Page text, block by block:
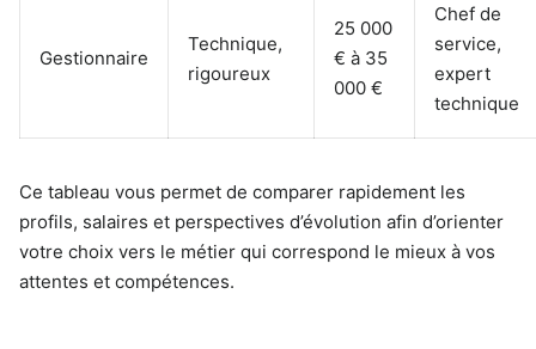
Gestionnaire
Technique,
rigoureux
25 000
€ à 35
000 €
Chef de
service,
expert
technique
Ce tableau vous permet de comparer rapidement les
profils, salaires et perspectives d’évolution afin d’orienter
votre choix vers le métier qui correspond le mieux à vos
attentes et compétences.